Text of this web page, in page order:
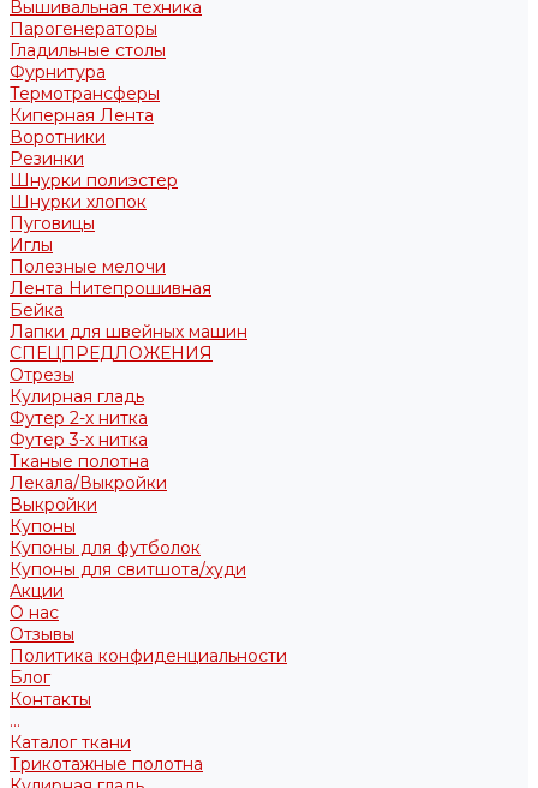
Вышивальная техника
Парогенераторы
Гладильные столы
Фурнитура
Термотрансферы
Киперная Лента
Воротники
Резинки
Шнурки полиэстер
Шнурки хлопок
Пуговицы
Иглы
Полезные мелочи
Лента Нитепрошивная
Бейка
Лапки для швейных машин
СПЕЦПРЕДЛОЖЕНИЯ
Отрезы
Кулирная гладь
Футер 2-х нитка
Футер 3-х нитка
Тканые полотна
Лекала/Выкройки
Выкройки
Купоны
Купоны для футболок
Купоны для свитшота/худи
Акции
О нас
Отзывы
Политика конфиденциальности
Блог
Контакты
...
Каталог ткани
Трикотажные полотна